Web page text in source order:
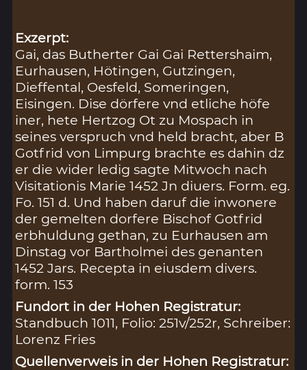
Exzerpt:
Gai, das Butherter Gai Gai Rettershaim,
Eurhausen, Hötingen, Gutzingen,
Dieffental, Oesfeld, Someringen,
Eisingen. Dise dörfere vnd etliche höfe
iner, hete Hertzog Ot zu Mospach in
seines verspruch vnd held bracht, aber B
Gotfrid von Limpurg brachte es dahin dz
er die wider ledig sagte Mitwoch nach
Visitationis Marie 1452 Jn diuers. Form. eg.
Fo. 151 d. Und haben daruf die inwonere
der gemelten dorfere Bischof Gotfrid
erbhuldung gethan, zu Eurhausen am
Dinstag vor Bartholmei des genanten
1452 Jars. Recepta in eiusdem divers.
form. 153
Fundort in der Hohen Registratur:
Standbuch 1011, Folio: 251v/252r, Schreiber:
Lorenz Fries
Quellenverweis in der Hohen Registratur: